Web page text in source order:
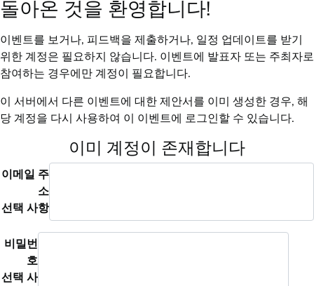
돌아온 것을 환영합니다!
이벤트를 보거나, 피드백을 제출하거나, 일정 업데이트를 받기
위한 계정은 필요하지 않습니다. 이벤트에 발표자 또는 주최자로
참여하는 경우에만 계정이 필요합니다.
이 서버에서 다른 이벤트에 대한 제안서를 이미 생성한 경우, 해
당 계정을 다시 사용하여 이 이벤트에 로그인할 수 있습니다.
이미 계정이 존재합니다
이메일 주
소
선택 사항
비밀번
호
선택 사